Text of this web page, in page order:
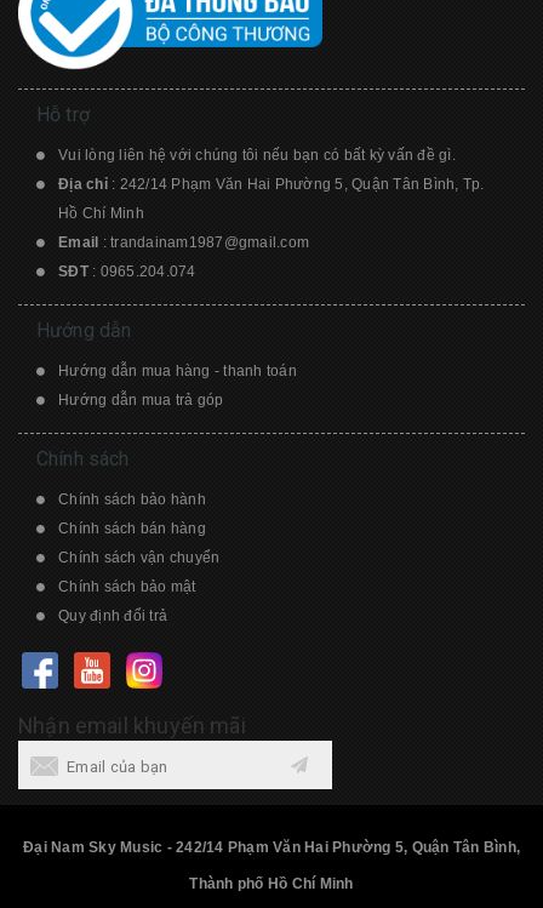
Hỗ trợ
Vui lòng liên hệ với chúng tôi nếu bạn có bất kỳ vấn đề gì.
Địa chỉ : 242/14 Phạm Văn Hai Phường 5, Quận Tân Bình, Tp.
Hồ Chí Minh
Email : trandainam1987@gmail.com
SĐT : 0965.204.074
Hướng dẫn
Hướng dẫn mua hàng - thanh toán
Hướng dẫn mua trả góp
Chính sách
Chính sách bảo hành
Chính sách bán hàng
Chính sách vận chuyển
Chính sách bảo mật
Quy định đổi trả
Nhận email khuyến mãi
Đại Nam Sky Music - 242/14 Phạm Văn Hai Phường 5, Quận Tân Bình,
Thành phố Hồ Chí Minh